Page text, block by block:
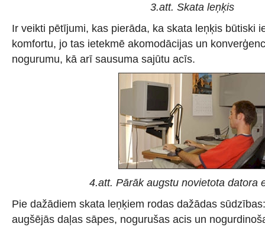
3.att. Skata leņķis
Ir veikti pētījumi, kas pierāda, ka skata leņķis būtiski
komfortu, jo tas ietekmē akomodācijas un
nogurumu, kā arī sausuma sajūtu acīs.
4.att. Pārāk augstu novietota datora
Pie dažādiem skata leņķiem rodas dažādas
augšējās daļas sāpes, nogurušas acis un